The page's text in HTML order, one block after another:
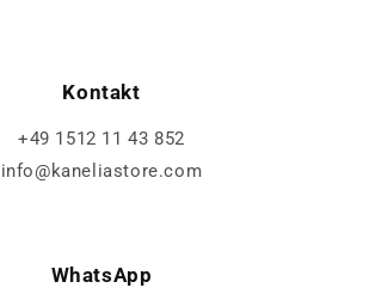
Kontakt
+49 1512 11 43 852
info@kaneliastore.com
WhatsApp